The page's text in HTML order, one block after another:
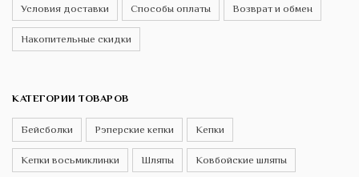
Условия доставки Способы оплаты Возврат и обмен
Накопительные скидки
КАТЕГОРИИ ТОВАРОВ
Бейсболки Рэперские кепки Кепки
Кепки восьмиклинки Шляпы Ковбойские шляпы